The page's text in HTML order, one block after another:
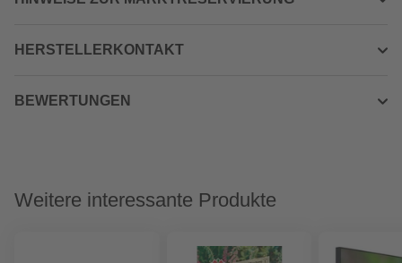
HERSTELLERKONTAKT
BEWERTUNGEN
Weitere interessante Produkte